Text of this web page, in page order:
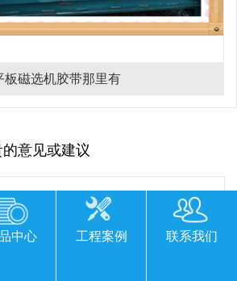
板磁选机胶带那里有
意见或建议
中心 工程案例 联系我们